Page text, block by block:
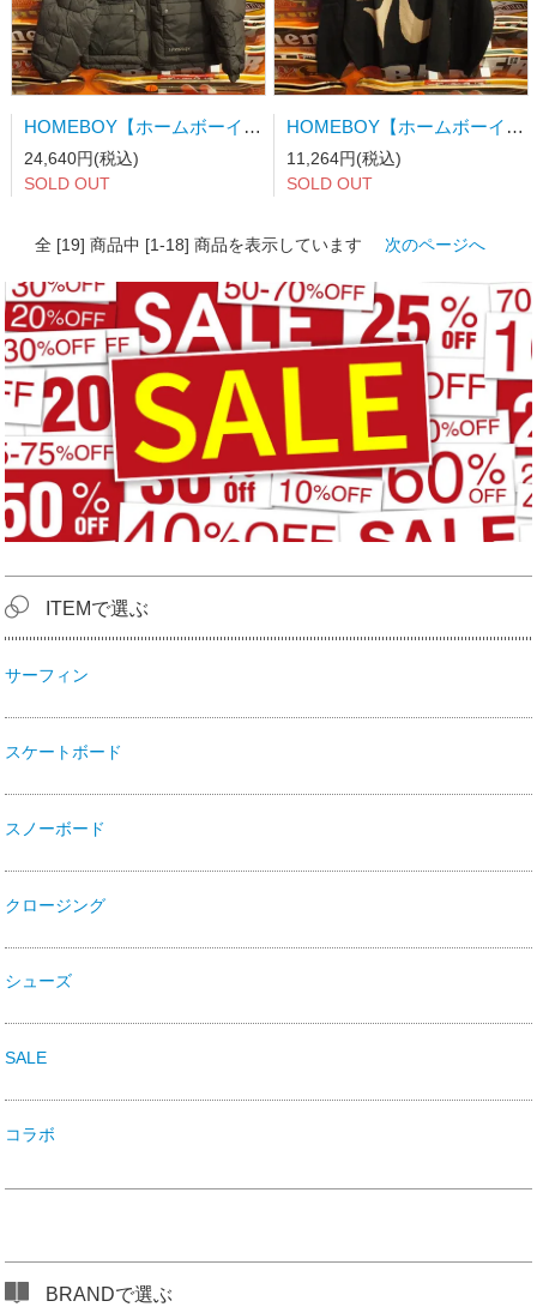
HOMEBOY【ホームボーイ】PAVER JACKET BLACK
24,640円(税込)
SOLD OUT
HOMEBOY【ホームボーイ】BUTTERFLY Knit Crewneck BLACK
11,264円(税込)
SOLD OUT
全 [19] 商品中 [1-18] 商品を表示しています 次のページへ
ITEMで選ぶ
サーフィン
スケートボード
スノーボード
クロージング
シューズ
SALE
コラボ
BRANDで選ぶ